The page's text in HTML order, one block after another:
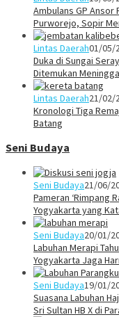
Ambulans GP Ansor
Purworejo, Sopir
Lintas Daerah01/05/
Duka di Sungai
Ditemukan
Lintas Daerah21/02/
Kronologi Tiga
Batang
Seni Budaya
Seni Budaya21/06/
Pameran ‘Rimpang
Yogyakarta yang
Seni Budaya20/01/
Labuhan Merapi
Yogyakarta Jaga
Seni Budaya19/01/
Suasana Labuhan
Sri Sultan HB X di